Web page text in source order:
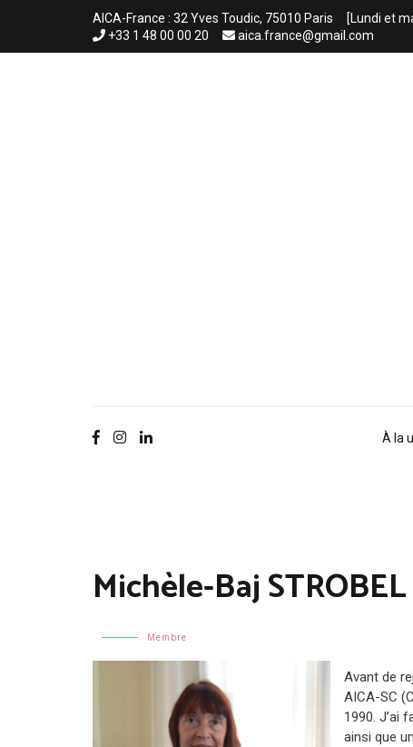
AICA-France : 32 Yves Toudic, 75010 Paris [Lundi et
+33 1 48 00 00 20
aica.france@gmail.com
À la
Michèle-Baj STROBEL
Membre
Avant de
AICA-SC
1990. J’ai
ainsi que